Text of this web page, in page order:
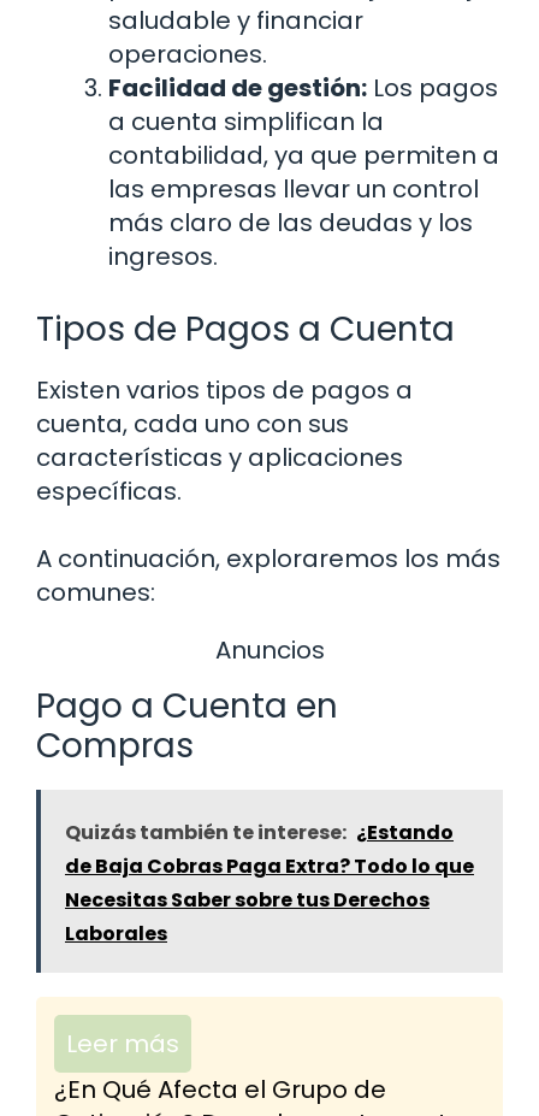
saludable y financiar
operaciones.
Facilidad de gestión: Los pagos
a cuenta simplifican la
contabilidad, ya que permiten a
las empresas llevar un control
más claro de las deudas y los
ingresos.
Tipos de Pagos a Cuenta
Existen varios tipos de pagos a
cuenta, cada uno con sus
características y aplicaciones
específicas.
A continuación, exploraremos los más
comunes:
Anuncios
Pago a Cuenta en
Compras
Quizás también te interese: ¿Estando
de Baja Cobras Paga Extra? Todo lo que
Necesitas Saber sobre tus Derechos
Laborales
Leer más
¿En Qué Afecta el Grupo de